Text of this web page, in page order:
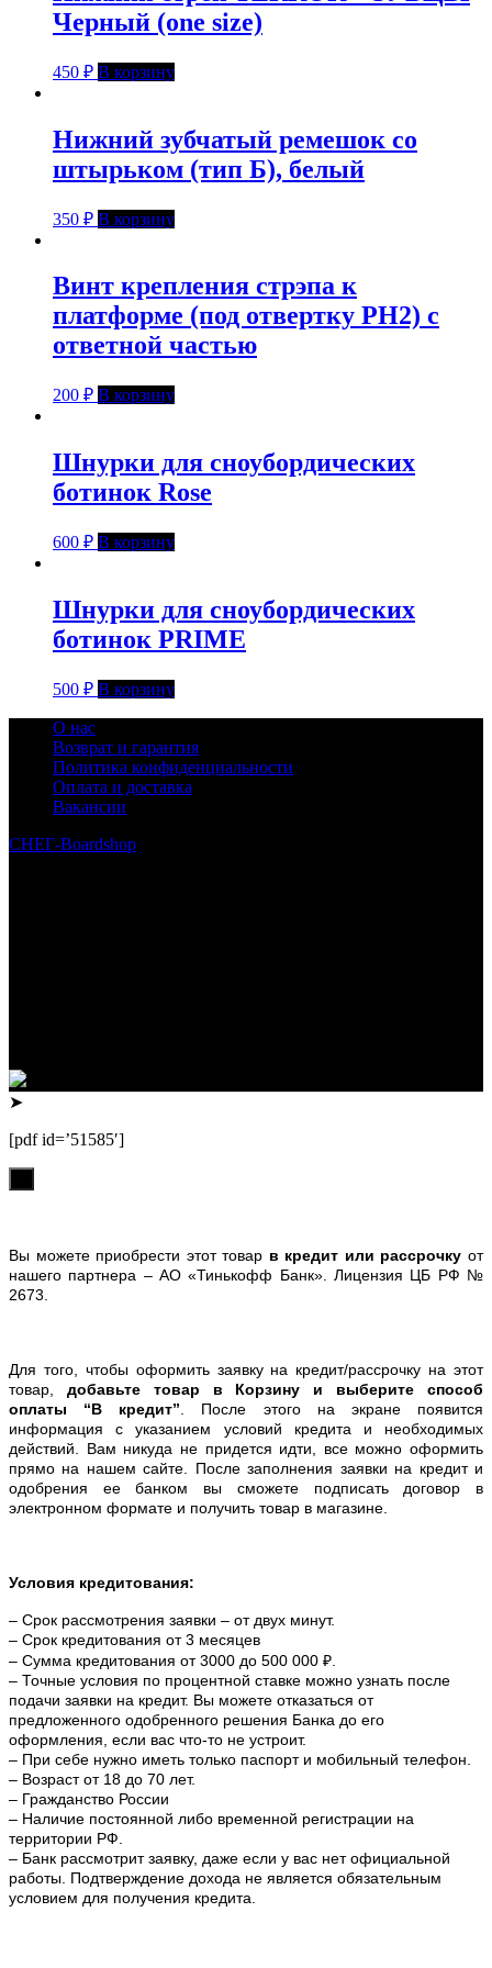
Черный (one size)
450 ₽ В корзину
Нижний зубчатый ремешок со
штырьком (тип Б), белый
350 ₽ В корзину
Винт крепления стрэпа к
платформе (под отвертку PH2) с
ответной частью
200 ₽ В корзину
Шнурки для сноубордических
ботинок Rose
600 ₽ В корзину
Шнурки для сноубордических
ботинок PRIME
500 ₽ В корзину
О нас
Возврат и гарантия
Политика конфиденциальности
Оплата и доставка
Вакансии
СНЕГ-Boardshop
➤
[pdf id=’51585′]
Вы можете приобрести этот товар в кредит или рассрочку от
нашего партнера – АО «Тинькофф Банк». Лицензия ЦБ РФ №
2673.
Для того, чтобы оформить заявку на кредит/рассрочку на этот
товар, добавьте товар в Корзину и выберите способ
оплаты “В кредит” . После этого на экране появится
информация с указанием условий кредита и необходимых
действий. Вам никуда не придется идти, все можно оформить
прямо на нашем сайте. После заполнения заявки на кредит и
одобрения ее банком вы сможете подписать договор в
электронном формате и получить товар в магазине.
Условия кредитования:
– Срок рассмотрения заявки – от двух минут.
– Срок кредитования от 3 месяцев
– Сумма кредитования от 3000 до 500 000 ₽.
– Точные условия по процентной ставке можно узнать после
подачи заявки на кредит. Вы можете отказаться от
предложенного одобренного решения Банка до его
оформления, если вас что-то не устроит.
– При себе нужно иметь только паспорт и мобильный телефон.
– Возраст от 18 до 70 лет.
– Гражданство России
– Наличие постоянной либо временной регистрации на
территории РФ.
– Банк рассмотрит заявку, даже если у вас нет официальной
работы. Подтверждение дохода не является обязательным
условием для получения кредита.